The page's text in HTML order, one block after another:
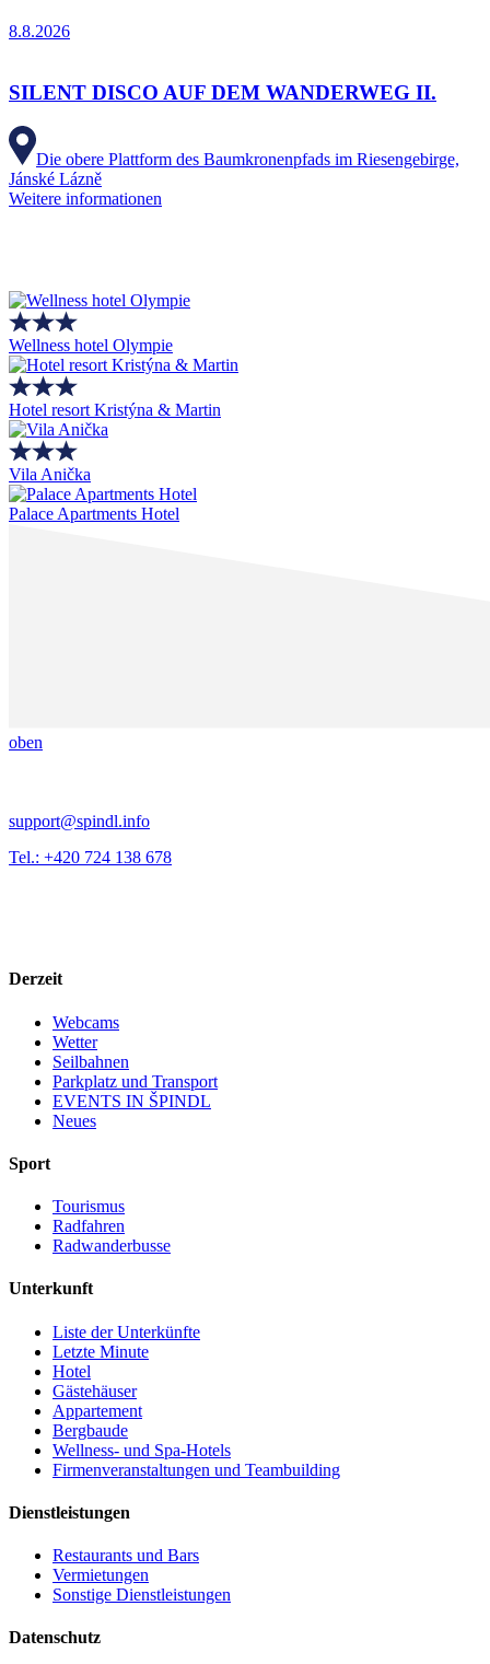
8.8.2026
SILENT DISCO AUF DEM WANDERWEG II.
Die obere Plattform des Baumkronenpfads im Riesengebirge,
Jánské Lázně
Weitere informationen
Wellness hotel Olympie
Hotel resort Kristýna & Martin
Vila Anička
Palace Apartments Hotel
oben
support@spindl.info
Tel.: +420 724 138 678
Derzeit
Webcams
Wetter
Seilbahnen
Parkplatz und Transport
EVENTS IN ŠPINDL
Neues
Sport
Tourismus
Radfahren
Radwanderbusse
Unterkunft
Liste der Unterkünfte
Letzte Minute
Hotel
Gästehäuser
Appartement
Bergbaude
Wellness- und Spa-Hotels
Firmenveranstaltungen und Teambuilding
Dienstleistungen
Restaurants und Bars
Vermietungen
Sonstige Dienstleistungen
Datenschutz